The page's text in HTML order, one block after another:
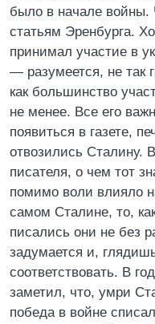
было в начале войны.
статьям Эренбурга.
принимал участие в
— разумеется, не так
как большинство
не менее. Все его
появиться в газете,
отвозились Сталину.
писателя, о чем тот
помимо воли влияло
самом Сталине, то,
писались они не без
задумается и,
соответствовать. В
заметил, что, умри
победа в войне